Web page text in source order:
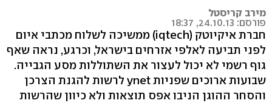
מירב קריסטל
פורסם: 24.10.13, 18:37
חברת איקיוטק (iqtech) ממשיכה לשלוח מכתבי איום
לפני תביעה לאלפי אזרחים בישראל, וכרגע, נראה שאף
גוף רשמי לא יכול לעצור את השתוללות מסע הגבייה.
שבועות ארוכים שפניות ynet לרשות להגנת הצרכן
והסחר ההוגן הניבו אפס תוצאות ולא כיוון שהרשות